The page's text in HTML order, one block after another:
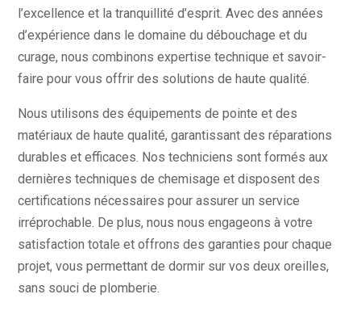
l’excellence et la tranquillité d’esprit. Avec des années
d’expérience dans le domaine du débouchage et du
curage, nous combinons expertise technique et savoir-
faire pour vous offrir des solutions de haute qualité.
Nous utilisons des équipements de pointe et des
matériaux de haute qualité, garantissant des réparations
durables et efficaces. Nos techniciens sont formés aux
dernières techniques de chemisage et disposent des
certifications nécessaires pour assurer un service
irréprochable. De plus, nous nous engageons à votre
satisfaction totale et offrons des garanties pour chaque
projet, vous permettant de dormir sur vos deux oreilles,
sans souci de plomberie.